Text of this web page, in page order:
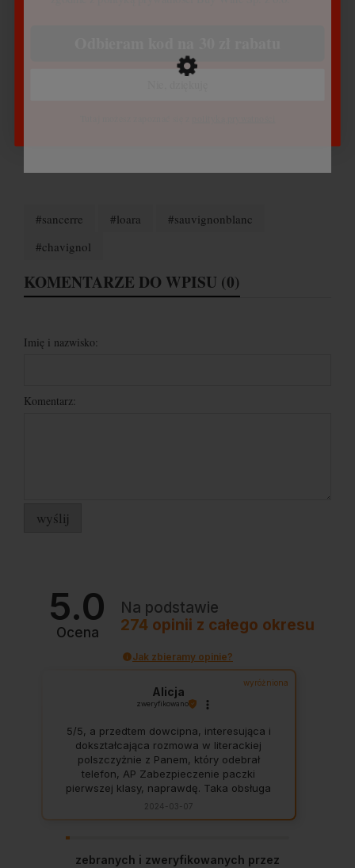
#sancerre #loara
#sauvignonblanc
#chavignol
KOMENTARZE DO WPISU (0)
Imię i nazwisko:
Komentarz:
wyślij
5.0
Ocena
Na podstawie
274 opinii z całego okresu
Jak zbieramy opinie?
wyróżniona
Alicja
zweryfikowano
5/5, a przedtem dowcipna, interesująca i
dokształcająca rozmowa w literackiej
polszczyżnie z Panem, który odebrał
telefon, AP Zabezpieczenie paczki
pierwszej klasy, naprawdę. Taka obsługa
to skarb, dają z siebie 100 procent, aby
zadowolić klienta. Świetnie, na czas. Nigdy
2024-03-07
zebranych i zweryfikowanych przez